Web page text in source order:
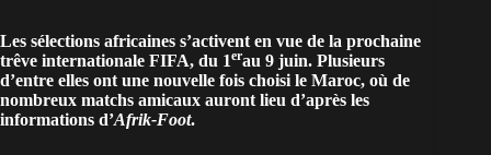
Les sélections africaines s’activent en vue de la prochaine
trêve internationale FIFA, du 1erau 9 juin. Plusieurs
d’entre elles ont une nouvelle fois choisi le Maroc, où de
nombreux matchs amicaux auront lieu d’après les
informations d’Afrik-Foot.